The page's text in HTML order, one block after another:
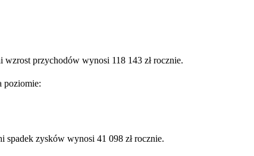
wzrost przychodów wynosi 118 143 zł rocznie.
poziomie:
spadek zysków wynosi 41 098 zł rocznie.